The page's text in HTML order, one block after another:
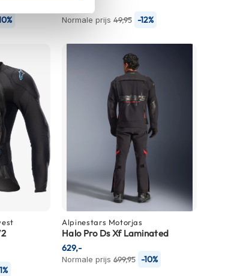
Normale prijs 49,95 -12%
Alpinestars Motorjas
Halo Pro Ds Xf Laminated
Normale prijs 699,95 -10%
629,-